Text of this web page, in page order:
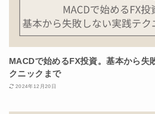
MACDで始めるFX投資。基本から失
クニックまで
2024年12月20日